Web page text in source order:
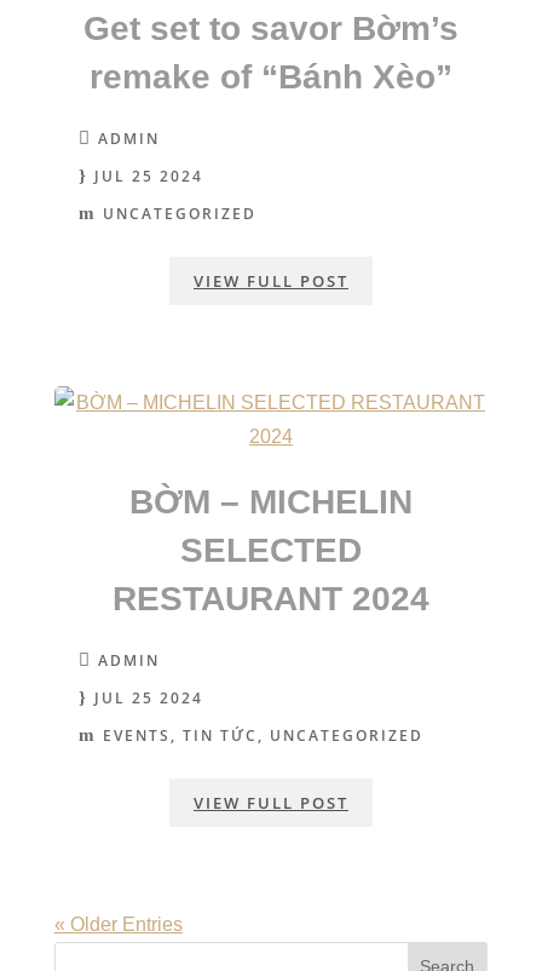
Get set to savor Bờm’s
remake of “Bánh Xèo”
ADMIN
JUL 25 2024
UNCATEGORIZED
VIEW FULL POST
BỜM – MICHELIN
SELECTED
RESTAURANT 2024
ADMIN
JUL 25 2024
EVENTS
TIN TỨC UNCATEGORIZED
VIEW FULL POST
« Older Entries